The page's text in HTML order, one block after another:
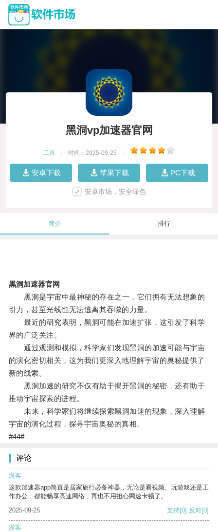
黑洞vp加速器官网
工具 时间：2025-09-25
安卓下载 苹果下载 PC下载
安卓市场，安全绿色
简介 排行
黑洞加速器官网
黑洞是宇宙中最神秘的存在之一，它们拥有无法想象的
引力，甚至光线也无法逃离其吞噬的力量。
最近的研究表明，黑洞可能在加速扩张，这引发了科学
界的广泛关注。
通过观测和模拟，科学家们发现黑洞的加速可能与宇宙
的演化密切相关，这为我们更深入地理解宇宙的奥秘提供了
新的线索。
黑洞加速的研究不仅有助于揭开黑洞的秘密，还有助于
推动宇宙探索的进程。
未来，科学家们将继续探索黑洞加速的现象，深入理解
宇宙的演化过程，探寻宇宙奥秘的真相。
#44#
评论
游客
这款加速器app简直是居家旅行必备神器，无论是看视频、玩游戏还是工
作办公，都能畅享高速网络，再也不用担心网速卡顿了。
2025-09-25
支持[0] 反对[0]
游客